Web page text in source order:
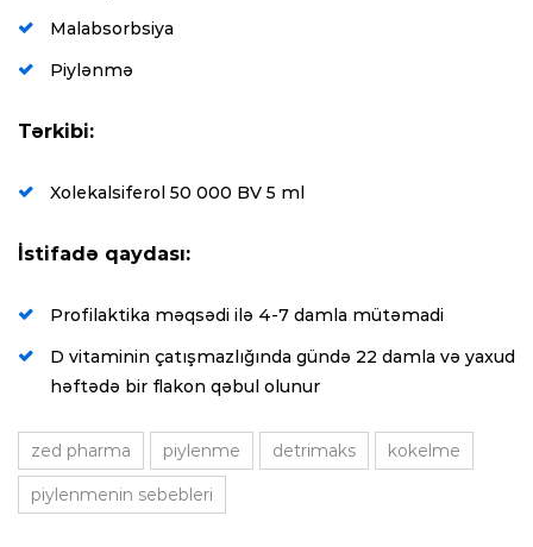
Malabsorbsiya
Piylənmə
Tərkibi:
Xolekalsiferol 50 000 BV 5 ml
İstifadə qaydası:
Profilaktika məqsədi ilə 4-7 damla mütəmadi
D vitaminin çatışmazlığında gündə 22 damla və yaxud
həftədə bir flakon qəbul olunur
zed pharma piylenme detrimaks kokelme
piylenmenin sebebleri